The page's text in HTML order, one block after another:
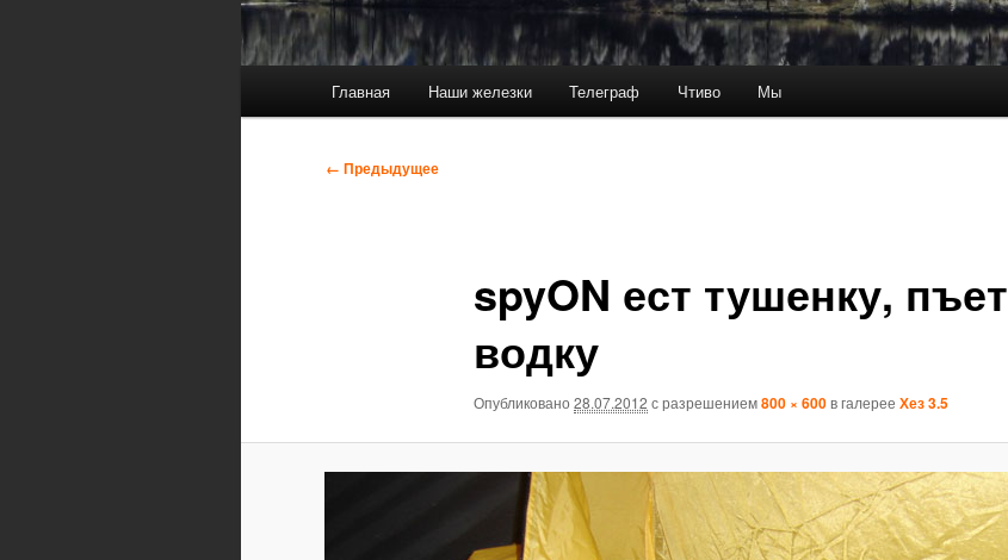
Главная Наши железки Телеграф Чтиво Мы
Навигация
← Предыдущее
spyON ест тушенку, пъет
водку
Опубликовано28.07.2012 с разрешением800 × 600в галерееХез 3.5